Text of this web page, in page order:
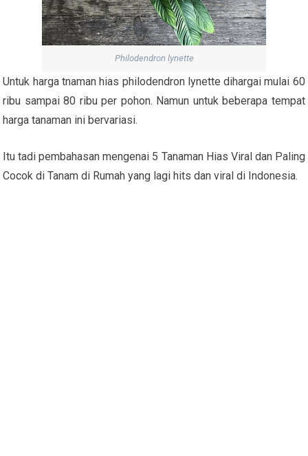
Philodendron lynette
Untuk harga tnaman hias philodendron lynette dihargai mulai 60
ribu sampai 80 ribu per pohon. Namun untuk beberapa tempat
harga tanaman ini bervariasi.
Itu tadi pembahasan mengenai 5 Tanaman Hias Viral dan Paling
Cocok di Tanam di Rumah yang lagi hits dan viral di Indonesia.